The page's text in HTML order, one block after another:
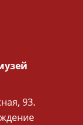
93.